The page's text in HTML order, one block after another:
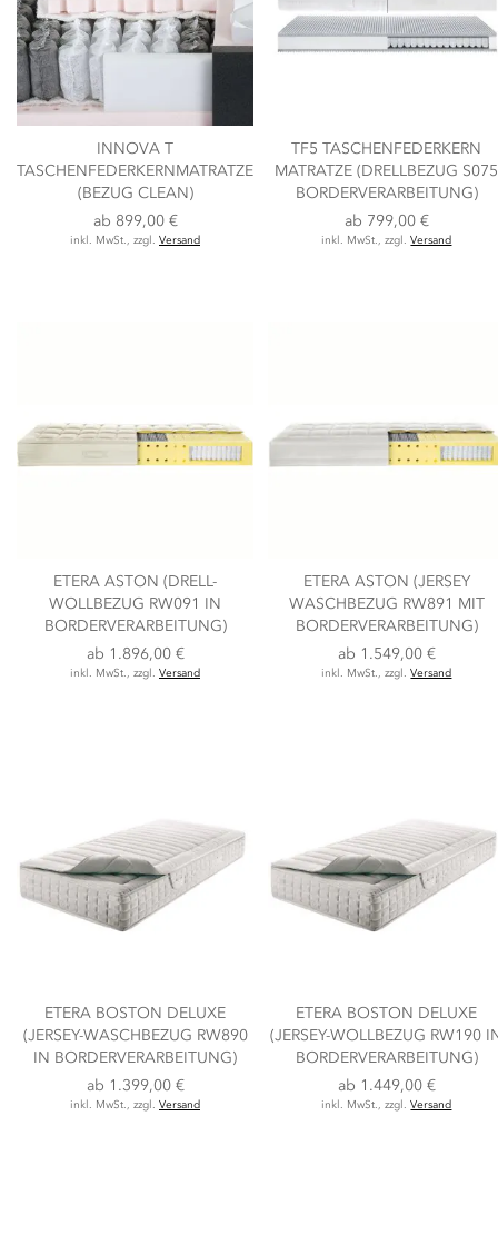
INNOVA T
TASCHENFEDERKERNMATRATZE
(BEZUG CLEAN)
ab 899,00 €
inkl. MwSt., zzgl. Versand
TF5 TASCHENFEDERKERN
MATRATZE (DRELLBEZUG S075
BORDERVERARBEITUNG)
ab 799,00 €
inkl. MwSt., zzgl.Versand
ETERA ASTON (DRELL-
WOLLBEZUG RW091 IN
BORDERVERARBEITUNG)
ab 1.896,00 €
inkl. MwSt., zzgl. Versand
ETERA ASTON (JERSEY
WASCHBEZUG RW891 MIT
BORDERVERARBEITUNG)
ab 1.549,00 €
inkl. MwSt., zzgl.Versand
ETERA BOSTON DELUXE
(JERSEY-WASCHBEZUG RW890
IN BORDERVERARBEITUNG)
ab 1.399,00 €
inkl. MwSt., zzgl. Versand
ETERA BOSTON DELUXE
(JERSEY-WOLLBEZUG RW190
BORDERVERARBEITUNG)
ab 1.449,00 €
inkl. MwSt., zzgl.Versand